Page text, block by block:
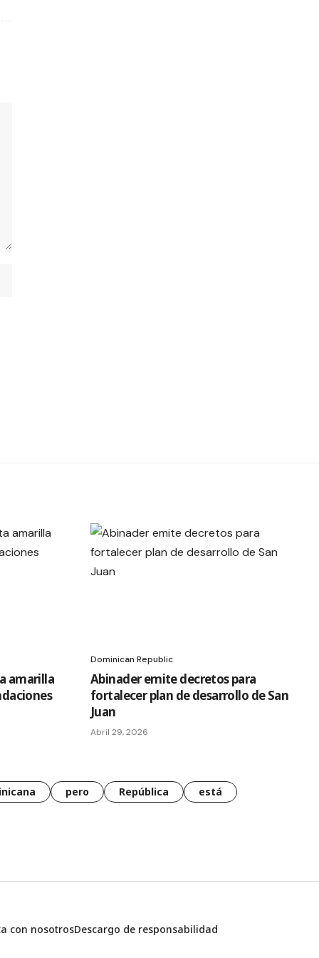
amarilla
Dominican Republic
Abinader emite decretos para
fortalecer plan de desarrollo de San
Juan
Abril 29, 2026
pero República está
con nosotrosDescargo de responsabilidad